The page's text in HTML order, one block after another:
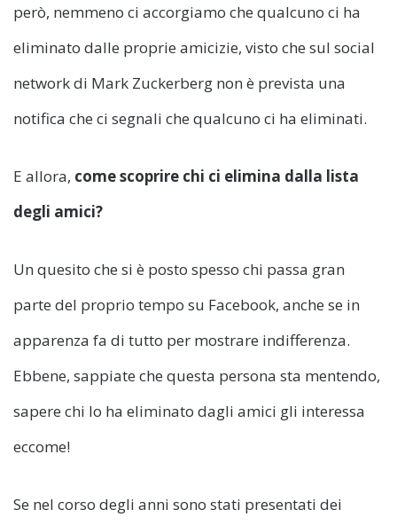
però, nemmeno ci accorgiamo che qualcuno ci ha
eliminato dalle proprie amicizie, visto che sul social
network di Mark Zuckerberg non è prevista una
notifica che ci segnali che qualcuno ci ha eliminati.
E allora, come scoprire chi ci elimina dalla lista
degli amici?
Un quesito che si è posto spesso chi passa gran
parte del proprio tempo su Facebook, anche se in
apparenza fa di tutto per mostrare indifferenza.
Ebbene, sappiate che questa persona sta mentendo,
sapere chi lo ha eliminato dagli amici gli interessa
eccome!
Se nel corso degli anni sono stati presentati dei